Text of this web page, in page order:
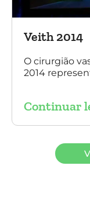
Veith 2014
O cirurgião
2014
Continuar